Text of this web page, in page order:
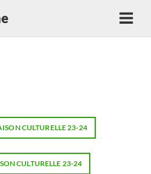
SAISON CULTURELLE 23-24
LA SAISON CULTURELLE 23-24